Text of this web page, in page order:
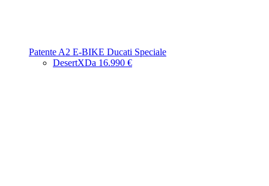
Patente A2 E-BIKE Ducati Speciale
DesertXDa 16.990 €